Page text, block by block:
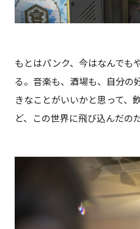
もとはパンク、今はなんでも
る。音楽も、酒場も、自分の
きなことがいいかと思って、
ど、この世界に飛び込んだの